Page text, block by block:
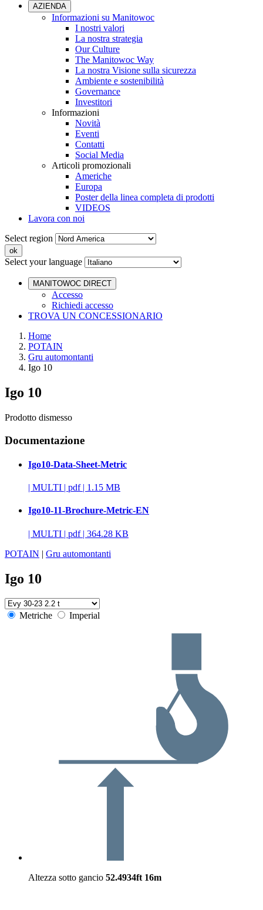
AZIENDA
Informazioni su Manitowoc
I nostri valori
La nostra strategia
Our Culture
The Manitowoc Way
La nostra Visione sulla sicurezza
Ambiente e sostenibilità
Governance
Investitori
Informazioni
Novità
Eventi
Contatti
Social Media
Articoli promozionali
Americhe
Europa
Poster della linea completa di prodotti
VIDEOS
Lavora con noi
Select region
Select your language
MANITOWOC DIRECT
Accesso
Richiedi accesso
TROVA UN CONCESSIONARIO
Home
POTAIN
Gru automontanti
Igo 10
Igo 10
Prodotto dismesso
Documentazione
Igo10-Data-Sheet-Metric
| MULTI | pdf | 1.15 MB
Igo10-11-Brochure-Metric-EN
| MULTI | pdf | 364.28 KB
POTAIN | Gru automontanti
Igo 10
Metriche Imperial
Altezza sotto gancio 52.4934ft 16m